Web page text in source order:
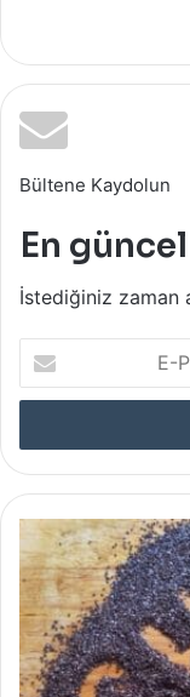
Bültene Kaydolun
En
İstediğiniz zaman
E-
Posta
adresinizi
Sağlığın
Küçük
Gücü:
Chia
Tohumunun
Şaşırtıcı
Faydaları